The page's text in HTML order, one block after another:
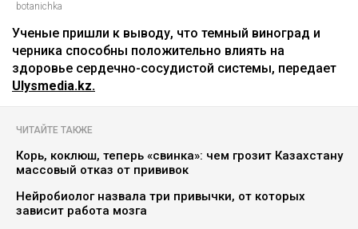
botanichka
Ученые пришли к выводу, что темный виноград и
черника способны положительно влиять на
здоровье сердечно-сосудистой системы, передает
Ulysmedia.kz.
ЧИТАЙТЕ ТАКЖЕ
Корь, коклюш, теперь «свинка»: чем грозит Казахстану
массовый отказ от прививок
Нейробиолог назвала три привычки, от которых
зависит работа мозга